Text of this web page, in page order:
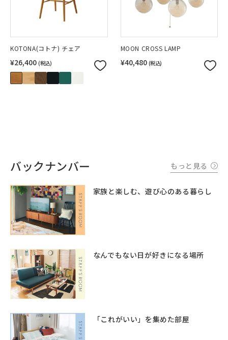
KOTONA(コトナ) チェア
¥26,400 (税込)
MOON CROSS LAMP
¥40,480 (税込)
バックナンバー もっと見る
家族と楽しむ、遊び心のある暮らし
なんでもない日が好きになる場所
「これがいい」を集めた部屋